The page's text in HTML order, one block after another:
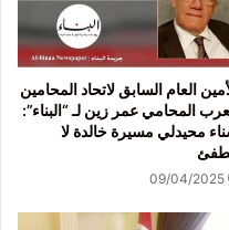
العام السابق لاتحاد المحامين
المحامي عمر زين لـ “البناء”:
محيدلي مسيرة خالدة لا
09/04/2025